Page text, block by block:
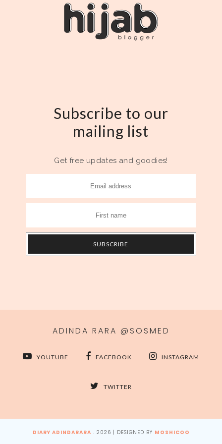
Subscribe to our
mailing list
Get free updates and goodies!
ADINDA RARA @SOSMED
YOUTUBE FACEBOOK INSTAGRAM
TWITTER
DIARY ADINDARARA . 2026 | DESIGNED BY MOSHICOO